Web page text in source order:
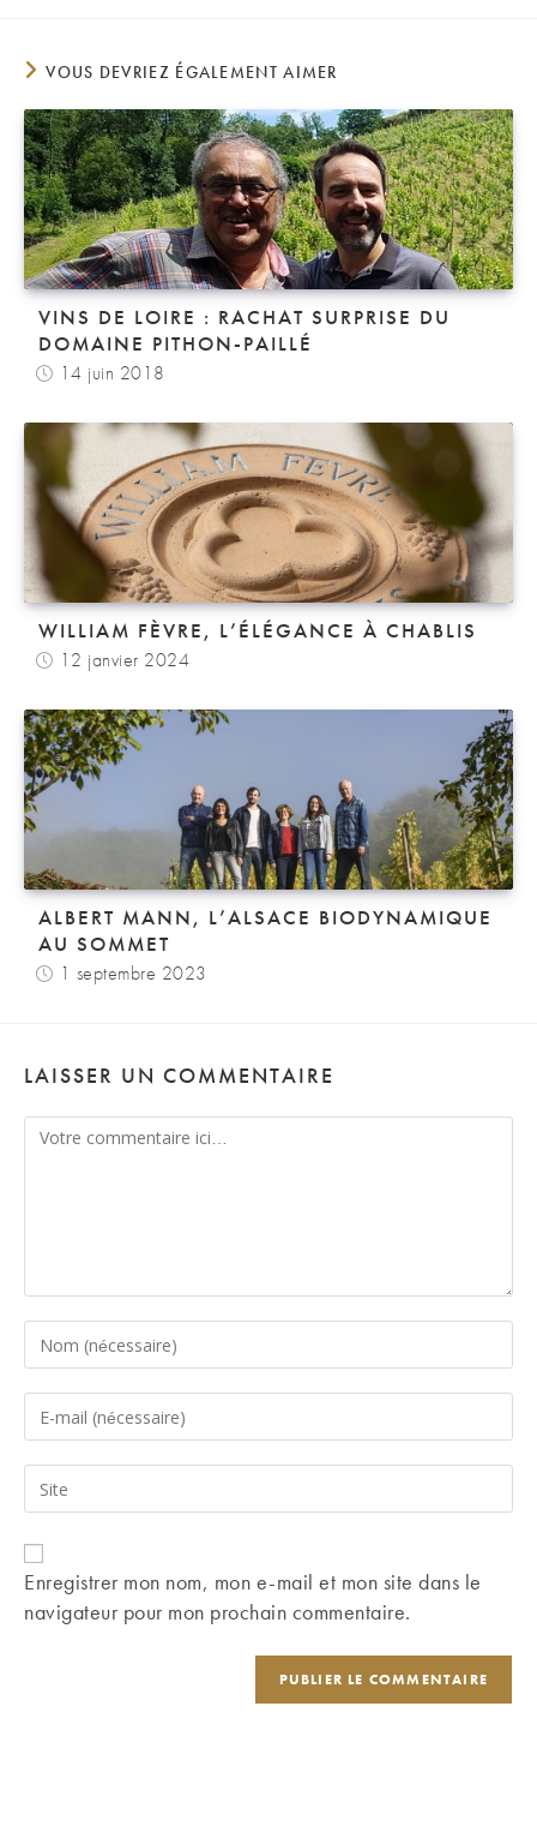
VOUS DEVRIEZ ÉGALEMENT AIMER
VINS DE LOIRE : RACHAT SURPRISE DU
DOMAINE PITHON-PAILLÉ
14 juin 2018
WILLIAM FÈVRE, L’ÉLÉGANCE À CHABLIS
12 janvier 2024
ALBERT MANN, L’ALSACE BIODYNAMIQUE
AU SOMMET
1 septembre 2023
LAISSER UN COMMENTAIRE
Comment
Enter
your
name
comment
Enter
your
email
address
comment
Saisir
l’URL
de
votre
(facultatif)
Enregistrer mon nom, mon e-mail et mon site dans le
navigateur pour mon prochain commentaire.